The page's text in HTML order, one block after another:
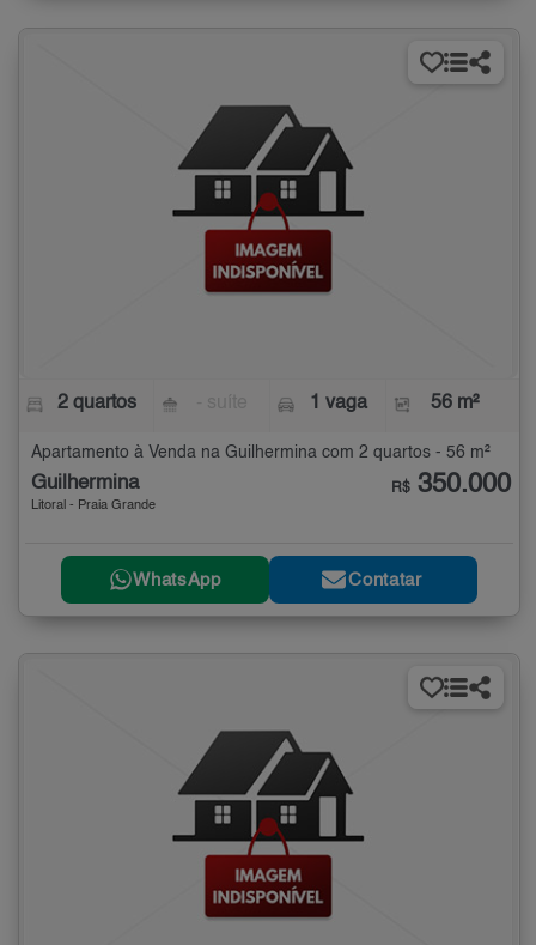
2 quartos 1 vaga 56 m²
Apartamento à Venda na Guilhermina com 2 quartos - 56 m²
Guilhermina
Litoral - Praia Grande
R$ 350.000
WhatsApp Contatar